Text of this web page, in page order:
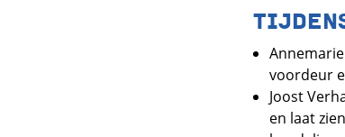
voordeur
Joost
en laat